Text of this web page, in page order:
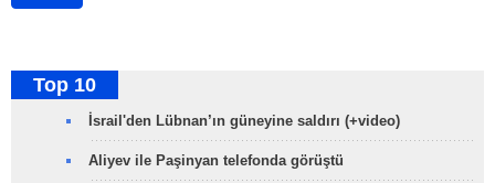
Top 10
İsrail'den Lübnan’ın güneyine saldırı (+video)
Aliyev ile Paşinyan telefonda görüştü